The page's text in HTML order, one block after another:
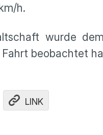
h.
wurde
beobachtet
LINK